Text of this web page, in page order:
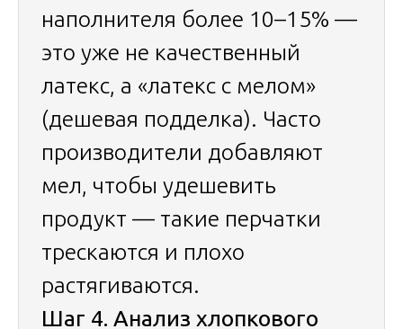
наполнителя более 10–15% —
это уже не качественный
латекс, а «латекс с мелом»
(дешевая подделка). Часто
производители добавляют
мел, чтобы удешевить
продукт — такие перчатки
трескаются и плохо
растягиваются.
Шаг 4. Анализ хлопкового